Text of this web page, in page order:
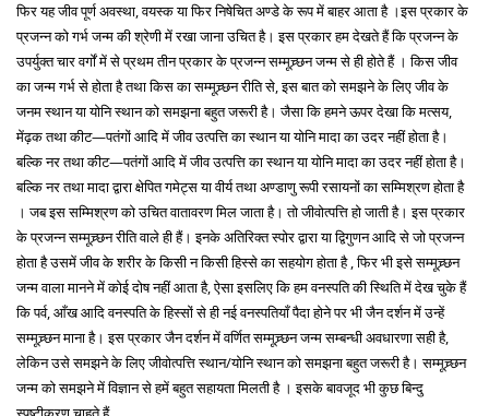
फिर यह जीव पूर्ण अवस्था, वयस्क या फिर निषेचित अण्डे के रूप में बाहर आता है ।इस प्रकार के
प्रजन्न को गर्भ जन्म की श्रेणी में रखा जाना उचित है। इस प्रकार हम देखते हैं कि प्रजन्न के
उपर्युक्त चार वर्गों में से प्रथम तीन प्रकार के प्रजन्न सम्मूच्र्छन जन्म से ही होते हैं । किस जीव
का जन्म गर्भ से होता है तथा किस का सम्मूच्र्छन रीति से, इस बात को समझने के लिए जीव के
जनम स्थान या योनि स्थान को समझना बहुत जरूरी है। जैसा कि हमने ऊपर देखा कि मत्सय,
मेंढ़क तथा कीट—पतंगों आदि में जीव उत्पत्ति का स्थान या योनि मादा का उदर नहीं होता है।
बल्कि नर तथा कीट—पतंगों आदि में जीव उत्पत्ति का स्थान या योनि मादा का उदर नहीं होता है।
बल्कि नर तथा मादा द्वारा क्षेपित गमेट्स या वीर्य तथा अण्डाणु रूपी रसायनों का सम्मिश्रण होता है
। जब इस सम्मिश्रण को उचित वातावरण मिल जाता है। तो जीवोत्पत्ति हो जाती है। इस प्रकार
के प्रजन्न सम्मूच्र्छन रीति वाले ही हैं। इनके अतिरिक्त स्पोर द्वारा या द्विगुणन आदि से जो प्रजन्न
होता है उसमें जीव के शरीर के किसी न किसी हिस्से का सहयोग होता है , फिर भी इसे सम्मूच्र्छन
जन्म वाला मानने में कोई दोष नहीं आता है, ऐसा इसलिए कि हम वनस्पति की स्थिति में देख चुके हैं
कि पर्व, आँख आदि वनस्पति के हिस्सों से ही नई वनस्पतियाँ पैदा होने पर भी जैन दर्शन में उन्हें
सम्मूच्र्छन माना है। इस प्रकार जैन दर्शन में वर्णित सम्मूच्र्छन जन्म सम्बन्धी अवधारणा सही है,
लेकिन उसे समझने के लिए जीवोत्पत्ति स्थान/योनि स्थान को समझना बहुत जरूरी है। सम्मूच्र्छन
जन्म को समझने में विज्ञान से हमें बहुत सहायता मिलती है । इसके बावजूद भी कुछ बिन्दु